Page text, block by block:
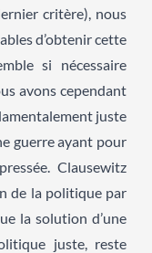
critère), nous
d’obtenir cette
si nécessaire
avons cependant
juste
guerre ayant pour
Clausewitz
de la politique par
la solution d’une
juste, reste